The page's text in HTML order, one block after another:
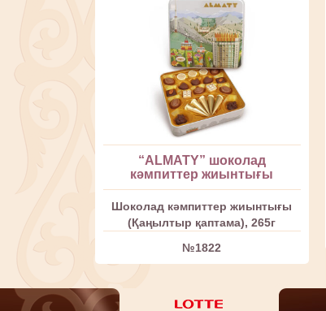
“ALMATY” шоколад
кәмпиттер жиынтығы
Шоколад кәмпиттер жиынтығы
(Қаңылтыр қаптама), 265г
№1822